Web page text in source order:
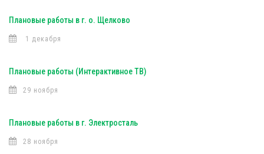
Плановые работы в г. о. Щелково
1 декабря
Плановые работы (Интерактивное ТВ)
29 ноября
Плановые работы в г. Электросталь
28 ноября